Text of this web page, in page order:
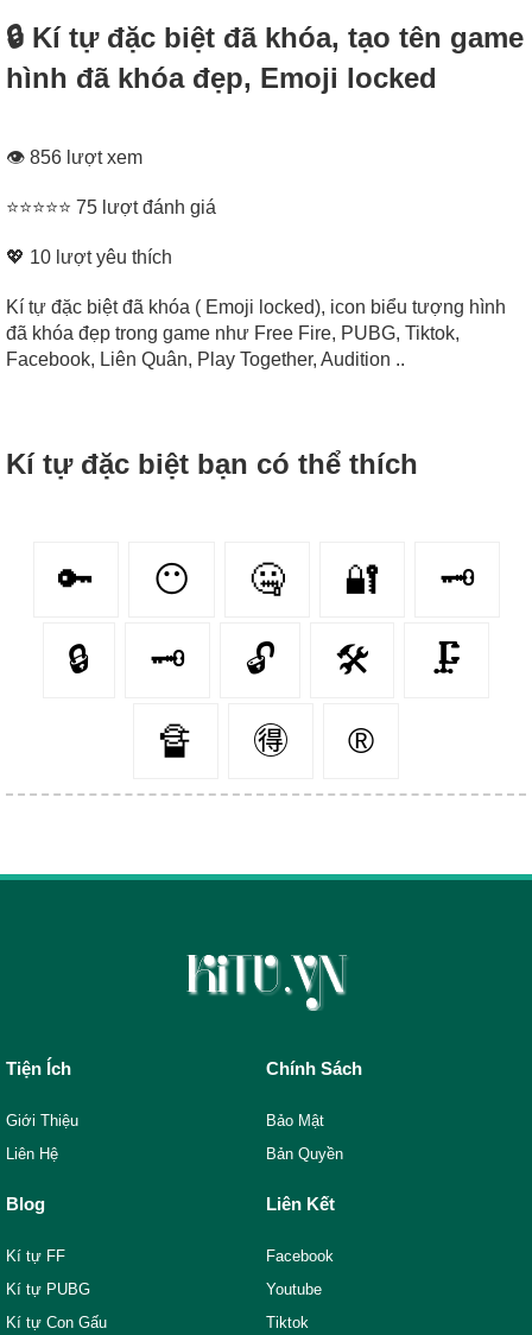
🔒 Kí tự đặc biệt đã khóa, tạo tên game
hình đã khóa đẹp, Emoji locked
👁 856 lượt xem
⭐⭐⭐⭐⭐ 75 lượt đánh giá
💖 10 lượt yêu thích
Kí tự đặc biệt đã khóa ( Emoji locked), icon biểu tượng hình
đã khóa đẹp trong game như Free Fire, PUBG, Tiktok,
Facebook, Liên Quân, Play Together, Audition ..
Kí tự đặc biệt bạn có thể thích
🔑 😶‍ 🤐 🔐 🗝️
🔒 🗝 🔓 🛠️ 🗜️
🔏 🉐 ®
Tiện Ích
Giới Thiệu
Liên Hệ
Chính Sách
Bảo Mật
Bản Quyền
Blog
Kí tự FF
Kí tự PUBG
Kí tự Con Gấu
Liên Kết
Facebook
Youtube
Tiktok